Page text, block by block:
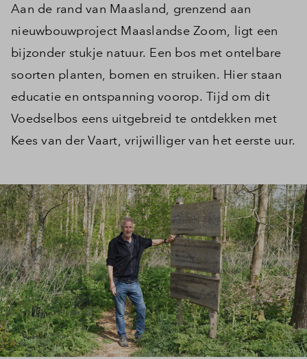
Inloggen
Aan de rand van Maasland, grenzend aan
nieuwbouwproject Maaslandse Zoom, ligt een
bijzonder stukje natuur. Een bos met ontelbare
soorten planten, bomen en struiken. Hier staan
educatie en ontspanning voorop. Tijd om dit
Voedselbos eens uitgebreid te ontdekken met
Kees van der Vaart, vrijwilliger van het eerste uur.